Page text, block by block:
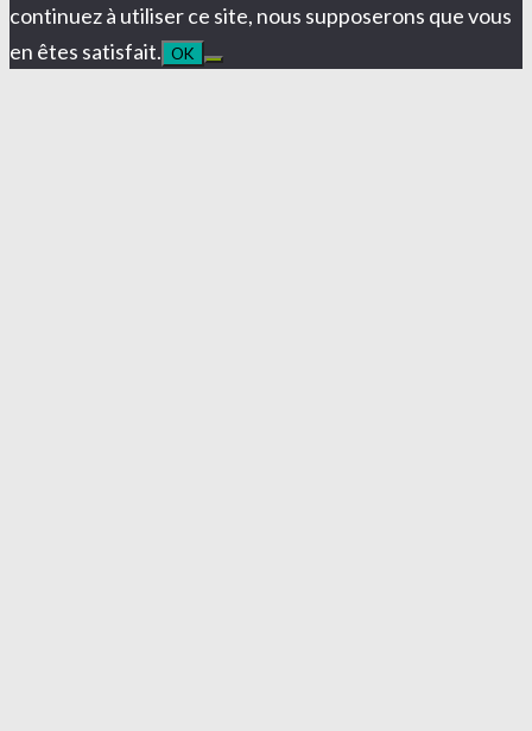
continuez à utiliser ce site, nous supposerons que vous
en êtes satisfait. OK